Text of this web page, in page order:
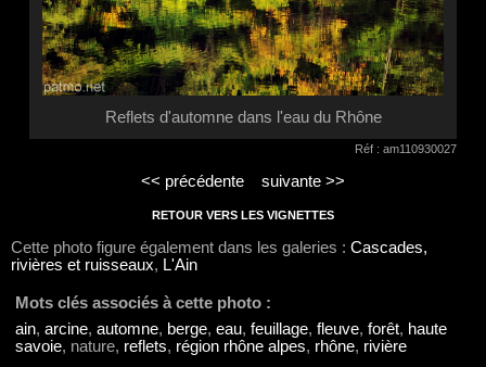
Reflets d'automne dans l'eau du Rhône
Réf : am110930027
<< précédente suivante >>
RETOUR VERS LES VIGNETTES
Cette photo figure également dans les galeries : Cascades,
rivières et ruisseaux, L'Ain
Mots clés associés à cette photo :
ain, arcine, automne, berge, eau, feuillage, fleuve, forêt, haute
savoie, nature, reflets, région rhône alpes, rhône, rivière